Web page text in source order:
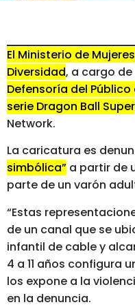
El Ministerio de
Diversidad, a cargo de
Defensoría del
serie Dragon Ball Super
Network.
La caricatura es
simbólica” a partir de
parte de un varón
“Estas
de un canal que se
infantil de cable y
4 a 11 años configura
los expone a la
en la denuncia.